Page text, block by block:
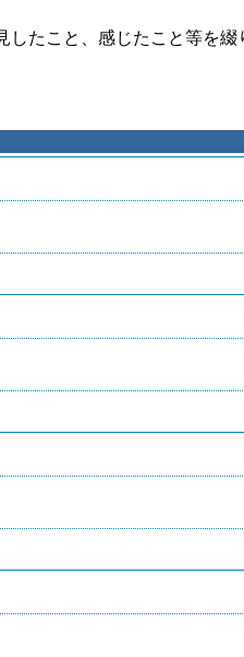
たこと、感じたこと等を